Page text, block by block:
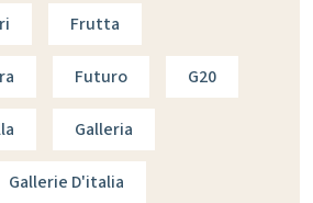
Frutta
Futuro G20
Galleria
Gallerie D'italia